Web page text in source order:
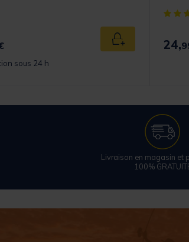
Ajouter au panier
sous 24 h
24,
Livraison en magasin et
100%